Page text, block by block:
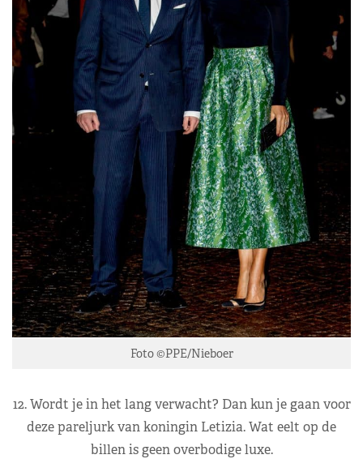
Foto ©PPE/Nieboer
12. Wordt je in het lang verwacht? Dan kun je gaan voor
deze pareljurk van koningin Letizia. Wat eelt op de
billen is geen overbodige luxe.